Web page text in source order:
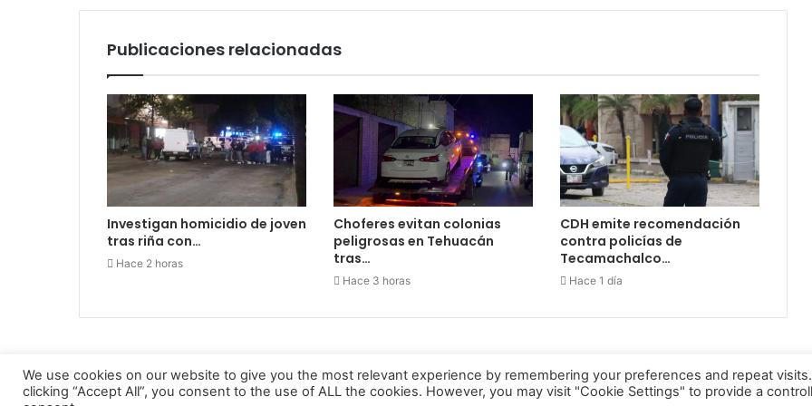
Publicaciones relacionadas
Investigan homicidio de joven
tras riña con…
Hace 2 horas
Choferes evitan colonias
peligrosas en Tehuacán
tras…
Hace 3 horas
CDH emite recomendación
contra policías de
Tecamachalco…
Hace 1 día
INFORME23 PERIODICO DIGITAL 2022
We use cookies on our website to give you the most relevant experience by remembering your preferences and repeat
clicking “Accept All”, you consent to the use of ALL the cookies. However, you may visit "Cookie Settings" to provide a